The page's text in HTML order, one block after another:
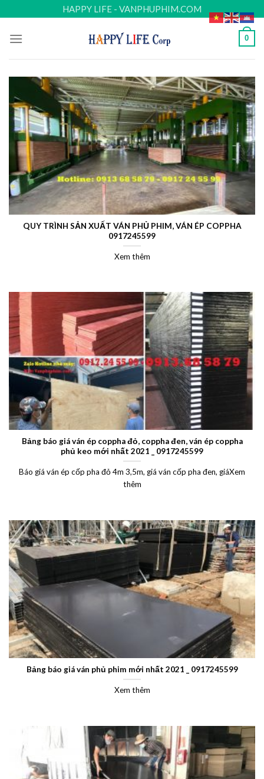
to
content
HAPPY LIFE - VANPHUPHIM.COM
0
QUY TRÌNH SẢN XUẤT VÁN PHỦ PHIM, VÁN ÉP COPPHA
0917245599
Xem thêm
Bảng báo giá ván ép coppha đỏ, coppha đen, ván ép coppha
phủ keo mới nhất 2021 _ 0917245599
Báo giá ván ép cốp pha đỏ 4m 3,5m, giá ván cốp pha đen, giáXem
thêm
Bảng báo giá ván phủ phim mới nhất 2021 _ 0917245599
Xem thêm